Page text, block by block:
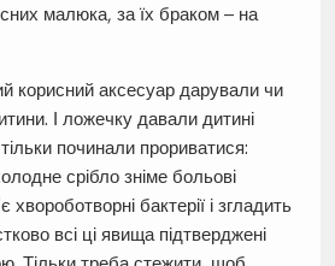
малюка, за їх браком – на
корисний аксесуар дарували чи
І ложечку давали дитині
починали прориватися:
срібло зніме больові
хвороботворні бактерії і згладить
всі ці явища підтверджені